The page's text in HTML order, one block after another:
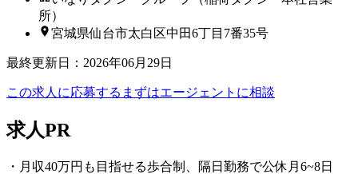
所）
宮城県仙台市太白区中田6丁目7番35号
最終更新日 ： 2026年06月29日
この求人に応募する まずはエージェントに相談
求人PR
・月収40万円も目指せる歩合制、隔日勤務で公休月6~8日